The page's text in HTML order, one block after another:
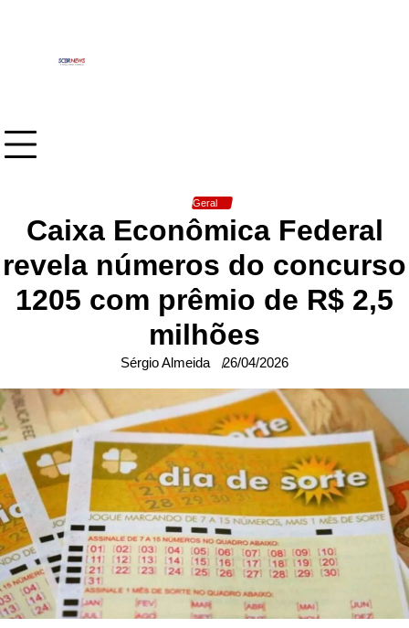
Geral
Caixa Econômica Federal
revela números do concurso
1205 com prêmio de R$ 2,5
milhões
Sérgio Almeida 26/04/2026